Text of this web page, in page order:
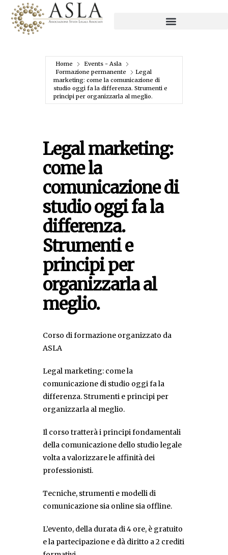
Home
Events - Asla
Formazione permanente
Legal
marketing: come la comunicazione di
studio oggi fa la differenza. Strumenti e
principi per organizzarla al meglio.
Legal marketing:
come la
comunicazione di
studio oggi fa la
differenza.
Strumenti e
principi per
organizzarla al
meglio.
Corso di formazione organizzato da
ASLA
Legal marketing: come la
comunicazione di studio oggi fa la
differenza. Strumenti e principi per
organizzarla al meglio.
Il corso tratterà i principi fondamentali
della comunicazione dello studio legale
volta a valorizzare le affinità dei
professionisti.
Tecniche, strumenti e modelli di
comunicazione sia online sia offline.
L’evento, della durata di 4 ore, è gratuito
e la partecipazione e dà diritto a 2 crediti